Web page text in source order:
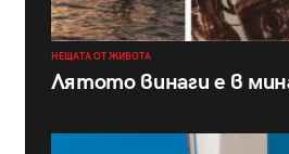
НЕЩАТА ОТ ЖИВОТА
Лятото винаги е в